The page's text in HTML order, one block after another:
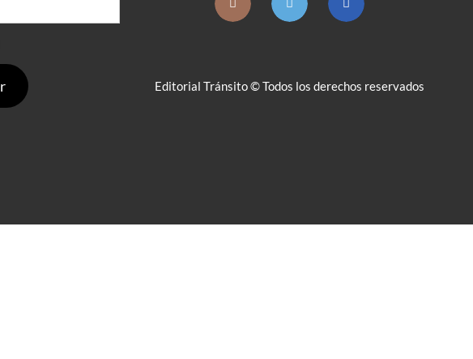
Editorial Tránsito © Todos los derechos reservados